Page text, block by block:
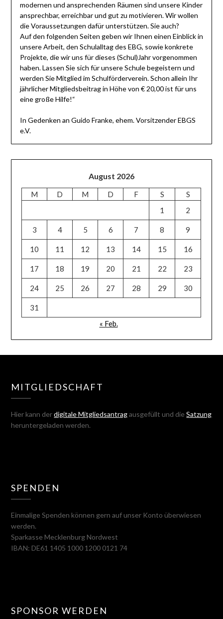
modernen und ansprechenden Räumen sind unsere Kinder
ansprechbar, erreichbar und gut zu motivieren. Wir wollen
die Voraussetzungen dafür unterstützen. Sie auch?
Auf den folgenden Seiten geben wir Ihnen einen Einblick in
unsere Arbeit, den Schulalltag des EBG, sowie konkrete
Projekte, die wir uns für dieses (Schul)Jahr vorgenommen
haben. Lassen Sie sich für unsere Schule begeistern und
werden Sie Mitglied im Schulförderverein. Schon allein Ihr
jährlicher Mitgliedsbeitrag in Höhe von € 20,00 ist für uns
eine große Hilfe!“
In Gedenken an Guido Franke, ehem. Vorsitzender EBGS
e.V.
August 2026
M D M D F S
S
1
2
3 4 5 6 7 8 9
10 11 12 13 14 15 16
17 18 19 20 21 22 23
24 25 26 27 28 29 30
31
« Feb.
MITGLIEDSCHAFT
Hier kann derdigitale Mitgliedsantragausgefüllt und dieSatzung
heruntergeladen werden.
SPENDEN
Einmalige Spenden können gern auf unser Konto überwiesen
werden.
Sparkasse Mecklenburg Nordwest
IBAN: DE61 1405 1000 1200 0121 74
SPONSOR WERDEN